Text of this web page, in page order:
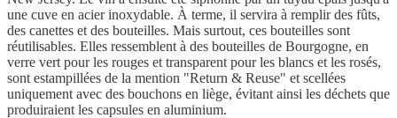
une cuve en acier inoxydable. À terme, il servira à remplir des fûts,
des canettes et des bouteilles. Mais surtout, ces bouteilles sont
réutilisables. Elles ressemblent à des bouteilles de Bourgogne, en
verre vert pour les rouges et transparent pour les blancs et les rosés,
sont estampillées de la mention "Return & Reuse" et scellées
uniquement avec des bouchons en liège, évitant ainsi les déchets que
produiraient les capsules en aluminium.